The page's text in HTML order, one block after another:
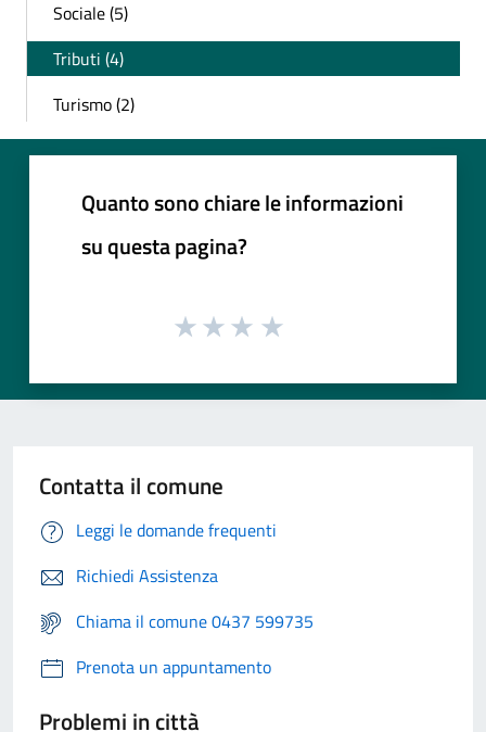
Sociale (5)
Tributi (4)
Turismo (2)
Quanto sono chiare le informazioni
su questa pagina?
Contatta il comune
Leggi le domande frequenti
Richiedi Assistenza
Chiama il comune 0437 599735
Prenota un appuntamento
Problemi in città